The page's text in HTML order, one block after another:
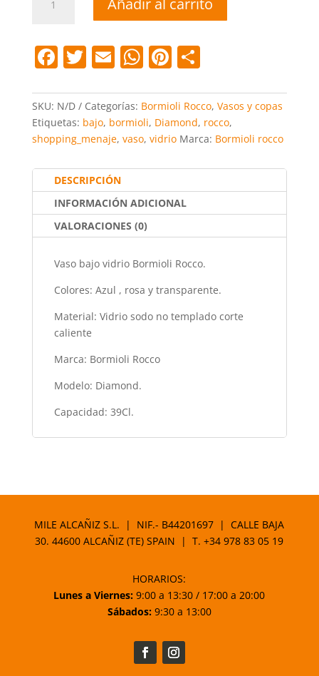
vidrio
Bormioli
cantidad
Añadir al carrito
F
c
e
b
o
o
k
T
itt
er
E
ai
l
W
at
s
A
p
p
Pi
er
e
st
C
m
p
ar
tir
SKU: N/D Categorías: Bormioli Rocco, Vasos y copas
Etiquetas: bajo, bormioli, Diamond, rocco,
shopping_menaje, vaso, vidrio Marca: Bormioli rocco
DESCRIPCIÓN
INFORMACIÓN ADICIONAL
VALORACIONES (0)
Vaso bajo vidrio Bormioli Rocco.
Colores: Azul , rosa y transparente.
Material: Vidrio sodo no templado corte
caliente
Marca: Bormioli Rocco
Modelo: Diamond.
Capacidad: 39Cl.
MILE ALCAÑIZ S.L. | NIF.- B44201697 | CALLE BAJA
30. 44600 ALCAÑIZ (TE) SPAIN | T.+34 978 83 05 19
HORARIOS:
Lunes a Viernes: 9:00 a 13:30 / 17:00 a 20:00
Sábados:9:30 a 13:00